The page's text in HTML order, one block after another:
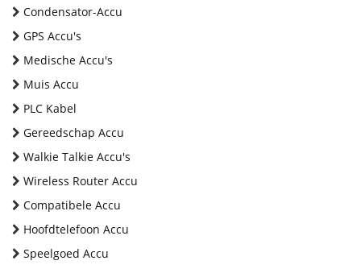
Condensator-Accu
GPS Accu's
Medische Accu's
Muis Accu
PLC Kabel
Gereedschap Accu
Walkie Talkie Accu's
Wireless Router Accu
Compatibele Accu
Hoofdtelefoon Accu
Speelgoed Accu